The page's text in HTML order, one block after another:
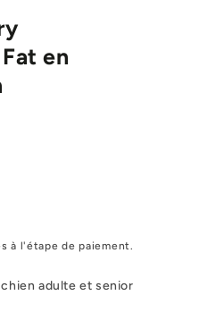
en
à l'étape de paiement.
adulte et senior